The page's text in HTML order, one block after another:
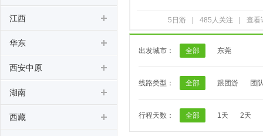
5日游 485人关注 查看
出发城市： 全部 东莞
线路类型： 全部 跟团游 团
行程天数： 全部 1天 2天
江西
华东
西安中原
湖南
西藏